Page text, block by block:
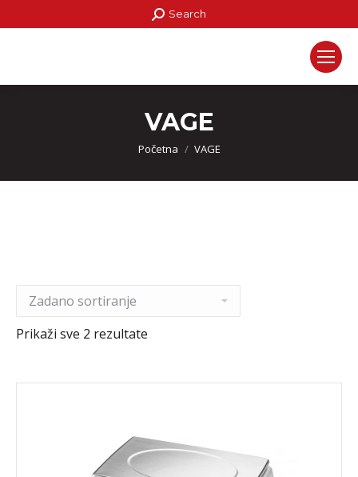
Search:
Search
VAGE
Početna VAGE
Prikaži sve 2 rezultate